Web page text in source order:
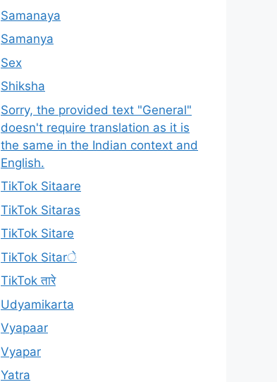
Samanaya
Samanya
Sex
Shiksha
Sorry, the provided text "General"
doesn't require translation as it is
the same in the Indian context and
English.
TikTok Sitaare
TikTok Sitaras
TikTok Sitare
TikTok Sitarे
TikTok तारे
Udyamikarta
Vyapaar
Vyapar
Yatra